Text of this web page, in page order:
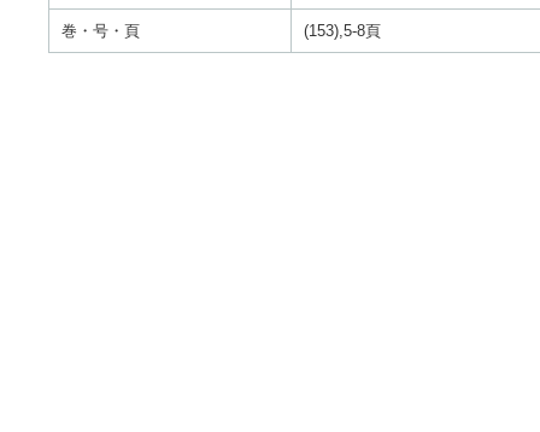
巻・号・頁 (153),5-8頁